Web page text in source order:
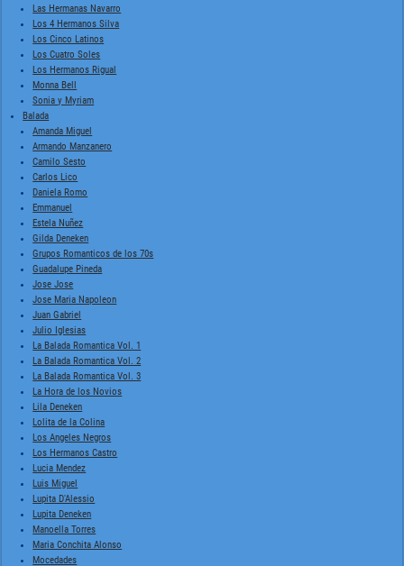
Las Hermanas Navarro
Los 4 Hermanos Silva
Los Cinco Latinos
Los Cuatro Soles
Los Hermanos Rigual
Monna Bell
Sonia y Myriam
Balada
Amanda Miguel
Armando Manzanero
Camilo Sesto
Carlos Lico
Daniela Romo
Emmanuel
Estela Nuñez
Gilda Deneken
Grupos Romanticos de los 70s
Guadalupe Pineda
Jose Jose
Jose Maria Napoleon
Juan Gabriel
Julio Iglesias
La Balada Romantica Vol. 1
La Balada Romantica Vol. 2
La Balada Romantica Vol. 3
La Hora de los Novios
Lila Deneken
Lolita de la Colina
Los Angeles Negros
Los Hermanos Castro
Lucia Mendez
Luis Miguel
Lupita D'Alessio
Lupita Deneken
Manoella Torres
Maria Conchita Alonso
Mocedades